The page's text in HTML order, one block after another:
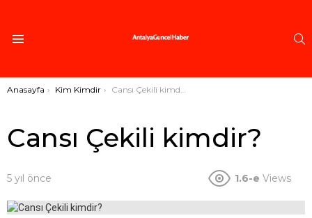
Buradasınız:
Anasayfa Kim Kimdir Cansı Çekili kimdir?
Cansı Çekili kimdir?
5 yıl önce 1.6-e Views